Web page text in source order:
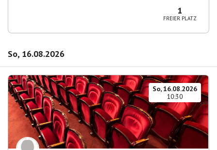
1
FREIER PLATZ
So, 16.08.2026
So, 16.08.2026
10:30